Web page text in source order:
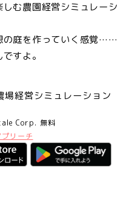
む農園経営シミュレーシ
の庭を作っていく感覚……
すよ。
場経営シミュレーション
Corp. 無料
プリーチ